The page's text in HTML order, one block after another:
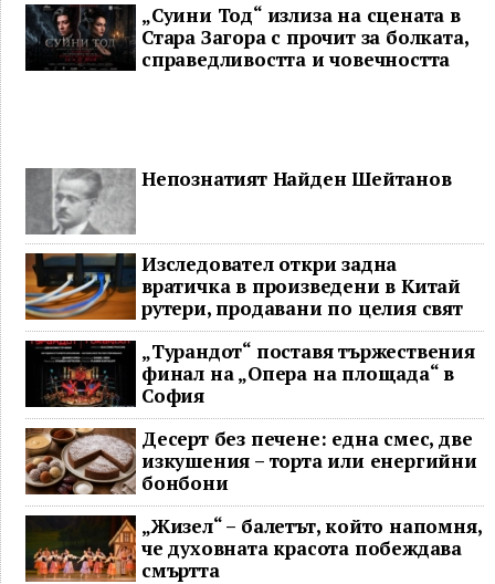
„Суини Тод“ излиза на сцената в
Стара Загора с прочит за болката,
справедливостта и човечността
Непознатият Найден Шейтанов
Изследовател откри задна
вратичка в произведени в Китай
рутери, продавани по целия свят
„Турандот“ поставя тържествения
финал на „Опера на площада“ в
София
Десерт без печене: една смес, две
изкушения – торта или енергийни
бонбони
„Жизел“ – балетът, който напомня,
че духовната красота побеждава
смъртта